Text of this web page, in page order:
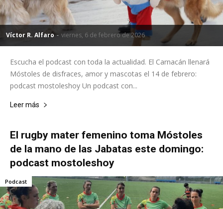
Víctor R. Alfaro - viernes, 6 de febrero de 2026
Escucha el podcast con toda la actualidad. El Carnacán llenará
Móstoles de disfraces, amor y mascotas el 14 de febrero:
podcast mostoleshoy Un podcast con...
Leer más
El rugby mater femenino toma Móstoles
de la mano de las Jabatas este domingo:
podcast mostoleshoy
Podcast